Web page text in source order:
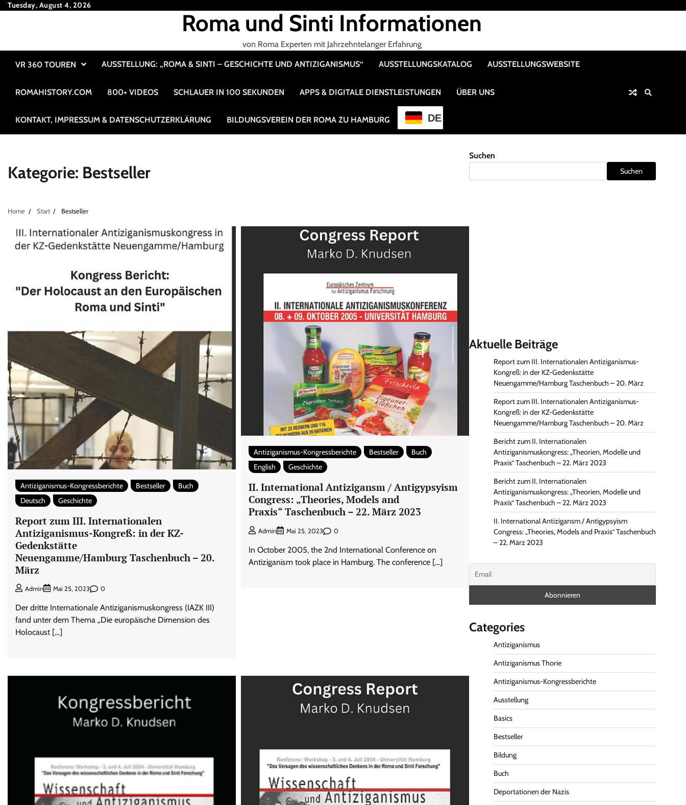
SkipTuesday, August 4, 2026
Roma und Sinti Informationen
von Roma Experten mit Jahrzehntelanger Erfahrung
VR 360 TOUREN AUSSTELLUNG: „ROMA & SINTI – GESCHICHTE UND ANTIZIGANISMUS“ AUSSTELLUNGSKATALOG AUSSTELLUNGSWEBSITE
ROMAHISTORY.COM 800+ VIDEOS SCHLAUER IN 100 SEKUNDEN APPS & DIGITALE DIENSTLEISTUNGEN ÜBER UNS
KONTAKT, IMPRESSUM & DATENSCHUTZERKLÄRUNG BILDUNGSVEREIN DER ROMA ZU HAMBURG DE
Kategorie: Bestseller
Home Start Bestseller
Antiziganismus-Kongressberichte Bestseller
Buch
Deutsch
Geschichte
Report zum III. Internationalen
Antiziganismus-Kongreß: in der KZ-
Gedenkstätte
Neuengamme/Hamburg Taschenbuch – 20.
März
Admin Mai 25, 2023 0
Der dritte Internationale Antiziganismuskongress (IAZK III)
fand unter dem Thema „Die europäische Dimension des
Holocaust […]
Antiziganismus-Kongressberichte Bestseller
Buch
English
Geschichte
II. International Antizigansm / Antigypsyism
Congress: „Theories, Models and
Praxis“ Taschenbuch – 22. März 2023
Admin Mai 25, 2023 0
In October 2005, the 2nd International Conference on
Antiziganism took place in Hamburg. The conference […]
Suchen
Suchen
Aktuelle Beiträge
Report zum III. Internationalen Antiziganismus-
Kongreß: in der KZ-Gedenkstätte
Neuengamme/Hamburg Taschenbuch – 20. März
Report zum III. Internationalen Antiziganismus-
Kongreß: in der KZ-Gedenkstätte
Neuengamme/Hamburg Taschenbuch – 20. März
Bericht zum II. Internationalen
Antiziganismuskongress: „Theorien, Modelle und
Praxis“ Taschenbuch – 22. März 2023
Bericht zum II. Internationalen
Antiziganismuskongress: „Theorien, Modelle und
Praxis“ Taschenbuch – 22. März 2023
II. International Antizigansm / Antigypsyism
Congress: „Theories, Models and Praxis“ Taschenbuch
– 22. März 2023
Categories
Antiziganismus
Antiziganismus Thorie
Antiziganismus-Kongressberichte
Ausstellung
Basics
Bestseller
Bildung
Buch
Deportationen der Nazis